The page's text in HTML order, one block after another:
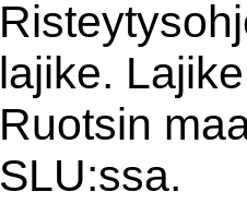
lajike.
Ruotsin
SLU:ssa.